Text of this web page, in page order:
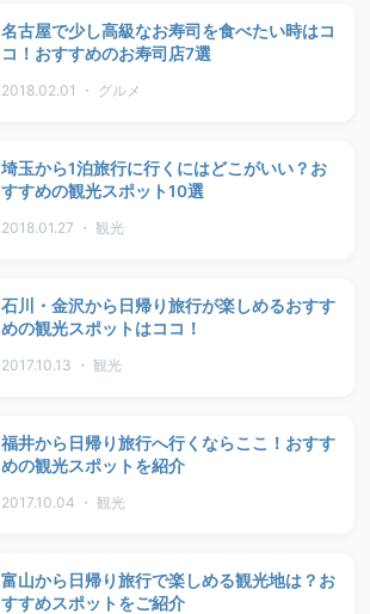
名古屋で少し高級なお寿司を食べたい時はコ
コ！おすすめのお寿司店7選
2018.02.01 ・ グルメ
埼玉から1泊旅行に行くにはどこがいい？お
すすめの観光スポット10選
2018.01.27 ・ 観光
石川・金沢から日帰り旅行が楽しめるおすす
めの観光スポットはココ！
2017.10.13 ・ 観光
福井から日帰り旅行へ行くならここ！おすす
めの観光スポットを紹介
2017.10.04 ・ 観光
富山から日帰り旅行で楽しめる観光地は？お
すすめスポットをご紹介